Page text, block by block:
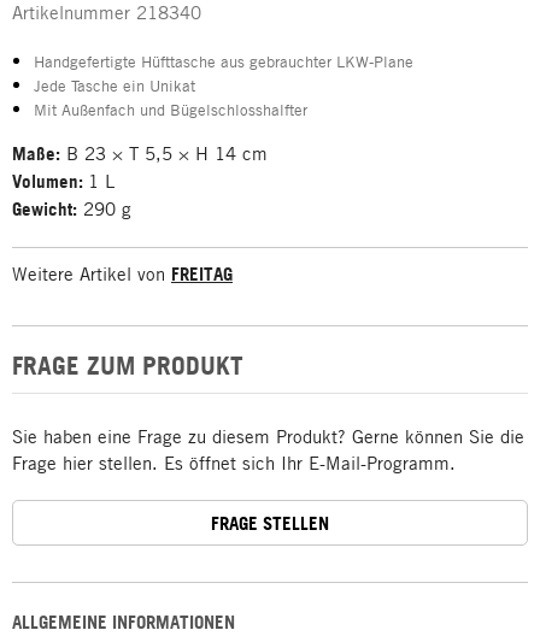
ALLGEMEINE INFORMATIONEN
Artikelnummer 218340
Handgefertigte Hüfttasche aus gebrauchter LKW-Plane
Jede Tasche ein Unikat
Mit Außenfach und Bügelschlosshalfter
Maße: B 23 × T 5,5 × H 14 cm
Volumen: 1 L
Gewicht: 290 g
Weitere Artikel von FREITAG
FRAGE ZUM PRODUKT
Sie haben eine Frage zu diesem Produkt? Gerne können Sie die
Frage hier stellen. Es öffnet sich Ihr E-Mail-Programm.
FRAGE STELLEN